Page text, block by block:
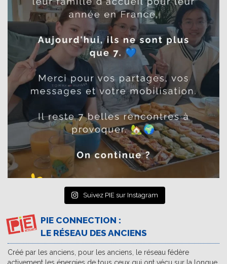
Suivez PIE sur Instagram
PIE CONNECTION :
LE RÉSEAU DES ANCIENS
Créé par les anciens, pour les anciens, le réseau fédère